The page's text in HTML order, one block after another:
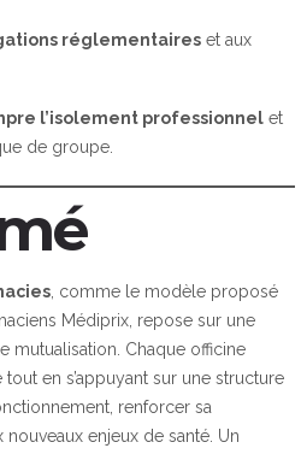
réglementaires et aux
l’isolement professionnel et
de groupe.
, comme le modèle proposé
Médiprix, repose sur une
mutualisation. Chaque officine
en s’appuyant sur une structure
renforcer sa
nouveaux enjeux de santé. Un